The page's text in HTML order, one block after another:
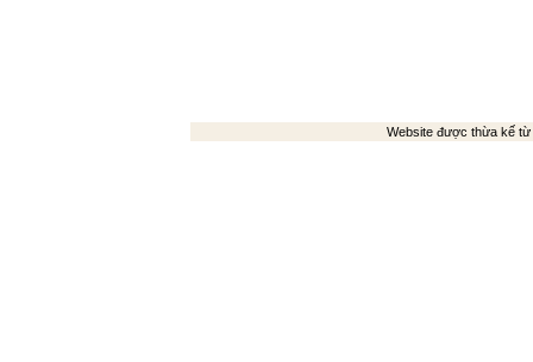
Website được thừa kế từ